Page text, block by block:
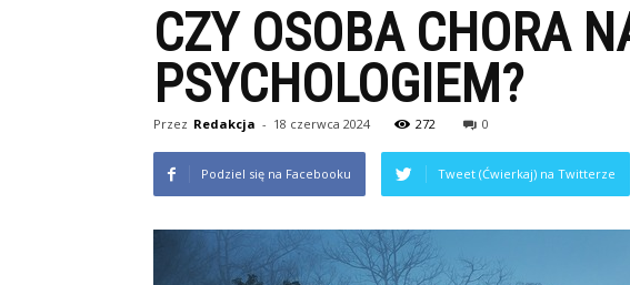
CZY OSOBA CHORA
PSYCHOLOGIEM?
Przez Redakcja - 18 czerwca 2024 272 0
Podziel się na Facebooku Tweet (Ćwierkaj) na Twitterze